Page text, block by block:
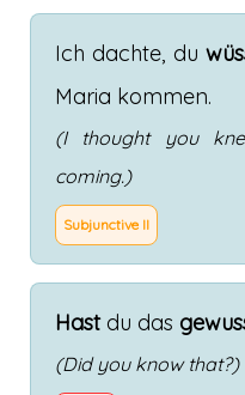
Ich dachte, du
Maria kommen.
(I thought you
coming.)
Subjunctive II
Hast du das
(Did you know that?)